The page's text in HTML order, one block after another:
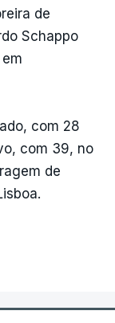
de
Schappo
com 28
com 39, no
de